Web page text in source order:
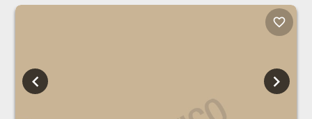
favorite_border
chevron_left chevron_right